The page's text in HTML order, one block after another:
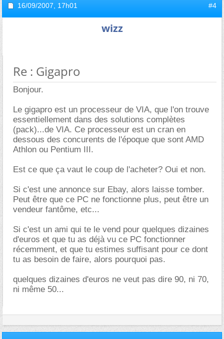
16/09/2007, 17h01 #4
wizz
Re : Gigapro
Bonjour.
Le gigapro est un processeur de VIA, que l'on trouve
essentiellement dans des solutions complètes
(pack)...de VIA. Ce processeur est un cran en
dessous des concurents de l'époque que sont AMD
Athlon ou Pentium III.
Est ce que ça vaut le coup de l'acheter? Oui et non.
Si c'est une annonce sur Ebay, alors laisse tomber.
Peut être que ce PC ne fonctionne plus, peut être un
vendeur fantôme, etc...
Si c'est un ami qui te le vend pour quelques dizaines
d'euros et que tu as déjà vu ce PC fonctionner
récemment, et que tu estimes suffisant pour ce dont
tu as besoin de faire, alors pourquoi pas.
quelques dizaines d'euros ne veut pas dire 90, ni 70,
ni même 50...